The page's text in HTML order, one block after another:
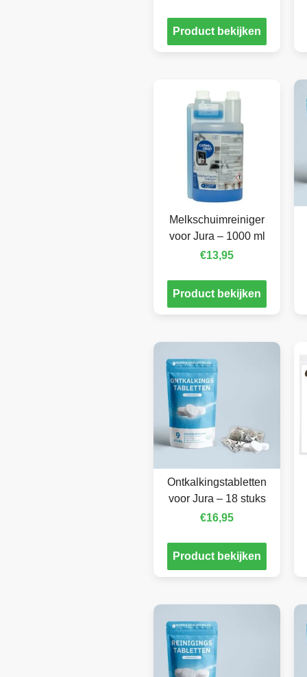
Product bekijken
Melkschuimreiniger
voor Jura – 1000 ml
€13,95
Product bekijken
Ontkalkingstabletten
voor Jura – 18 stuks
€16,95
Product bekijken